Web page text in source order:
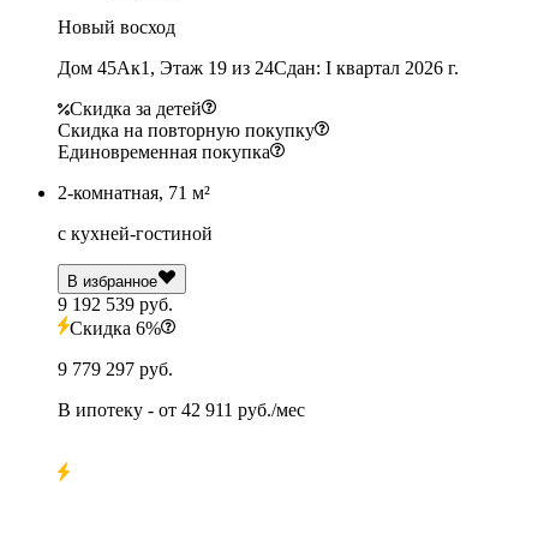
Новый восход
Дом 45Ак1, Этаж 19 из 24Сдан: I квартал 2026 г.
Скидка за детей
Скидка на повторную покупку
Единовременная покупка
2-комнатная, 71 м²
с кухней-гостиной
В избранное
9 192 539 руб.
Скидка 6%
9 779 297 руб.
В ипотеку - от 42 911 руб./мес